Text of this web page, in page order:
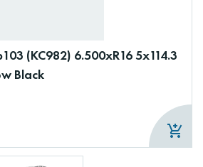
(КС982) 6.500xR16 5x114.3
Black